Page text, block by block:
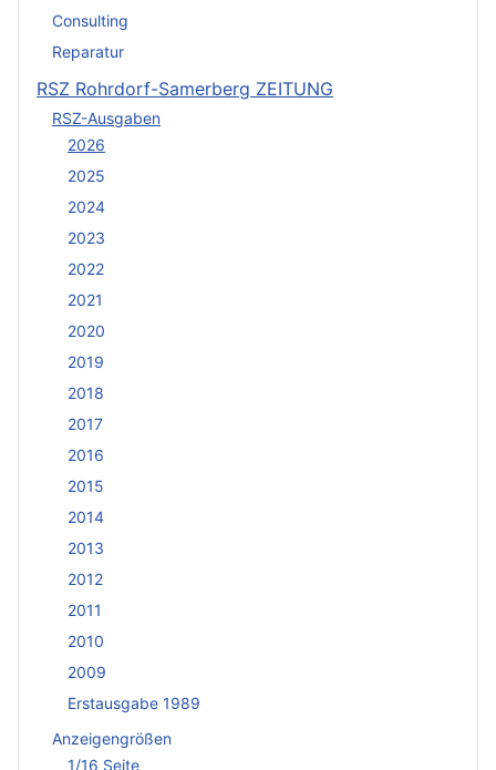
Consulting
Reparatur
RSZ Rohrdorf-Samerberg ZEITUNG
RSZ-Ausgaben
2026
2025
2024
2023
2022
2021
2020
2019
2018
2017
2016
2015
2014
2013
2012
2011
2010
2009
Erstausgabe 1989
Anzeigengrößen
1/16 Seite